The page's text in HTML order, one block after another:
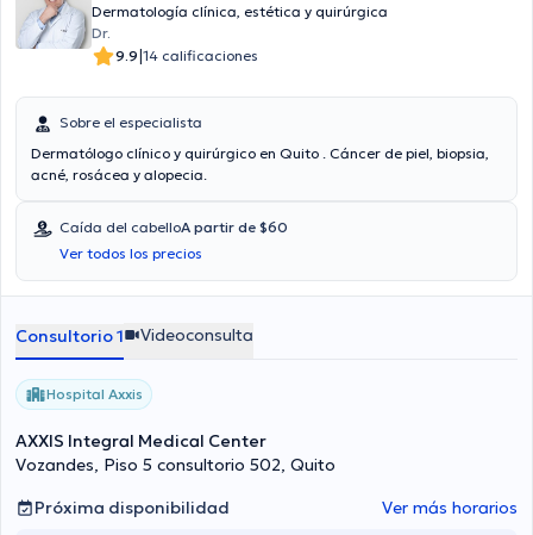
Dermatología clínica, estética y quirúrgica
Dr.
9.9|14 calificaciones
Sobre el especialista
Dermatólogo clínico y quirúrgico en Quito . Cáncer de piel, biopsia,
acné, rosácea y alopecia.
Caída del cabelloA partir de $60
Ver todos los precios
Consultorio 1 Videoconsulta
Hospital Axxis
AXXIS Integral Medical Center
Vozandes, Piso 5 consultorio 502, Quito
Próxima disponibilidad
Ver más horarios